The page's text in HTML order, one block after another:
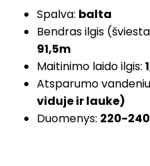
Spalva: balta
Bendras ilgis
91,5m
Maitinimo laido ilgis:
Atsparumo
viduje ir lauke)
Duomenys: 220-